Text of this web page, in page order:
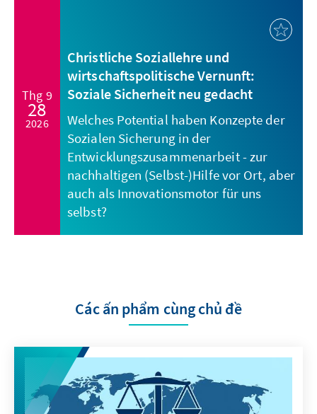
Thg 9
28
2026
Christliche Soziallehre und
wirtschaftspolitische Vernunft:
Soziale Sicherheit neu gedacht
Welches Potential haben Konzepte der
Sozialen Sicherung in der
Entwicklungszusammenarbeit - zur
nachhaltigen (Selbst-)Hilfe vor Ort, aber
auch als Innovationsmotor für uns
selbst?
Các ấn phẩm cùng chủ đề